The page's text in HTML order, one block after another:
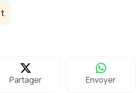
Partager Envoyer